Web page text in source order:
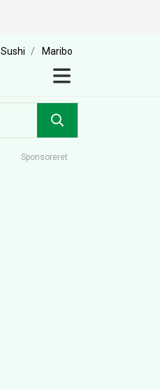
Sushi Maribo
Sponsoreret